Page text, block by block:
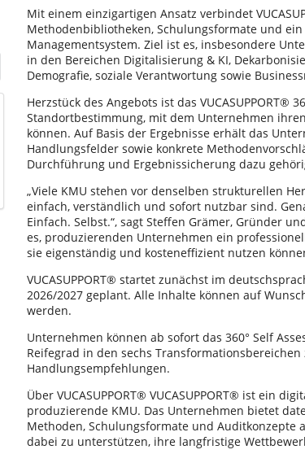
Mit einem einzigartigen Ansatz verbindet
Methodenbibliotheken, Schulungsformate und
Managementsystem. Ziel ist es, insbesondere
in den Bereichen Digitalisierung & KI,
Demografie, soziale Verantwortung sowie
Herzstück des Angebots ist das VUCASUPPORT®
Standortbestimmung, mit dem Unternehmen
können. Auf Basis der Ergebnisse erhält das
Handlungsfelder sowie konkrete
Durchführung und Ergebnissicherung dazu
„Viele KMU stehen vor denselben strukturellen
einfach, verständlich und sofort nutzbar sind.
Einfach. Selbst.“, sagt Steffen Grämer, Gründer
es, produzierenden Unternehmen ein
sie eigenständig und kosteneffizient nutzen
VUCASUPPORT® startet zunächst im
2026/2027 geplant. Alle Inhalte können auf
werden.
Unternehmen können ab sofort das 360° Self
Reifegrad in den sechs
Handlungsempfehlungen.
Über VUCASUPPORT® VUCASUPPORT® ist ein
produzierende KMU. Das Unternehmen bietet
Methoden, Schulungsformate und Auditkonzepte
dabei zu unterstützen, ihre langfristige